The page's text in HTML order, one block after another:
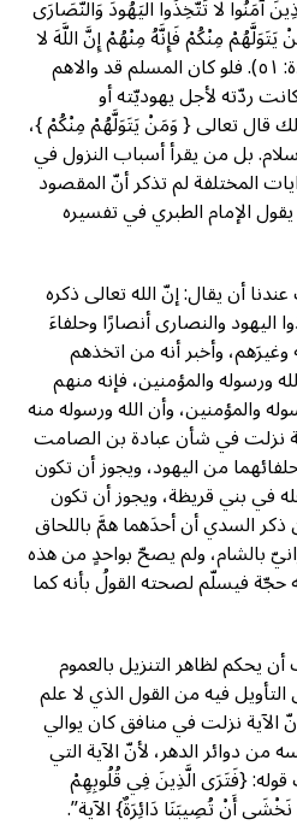
آمَنُوا لا تَتَّخِذُوا الْيَهُودَ وَالنَّصَارَى
مِنْكُمْ فَإِنَّهُ مِنْهُمْ إِنَّ اللَّهَ لا
يَهْدِي الْقَوْمَ الظَّالِمِينَ} (المائدة: ٥١). فلو كان المسلم قد والاهم
ردّته لأجل يهوديّته أو
قال تعالى { وَمَنْ يَتَوَلَّهُمْ مِنْكُمْ }،
بل من يقرأ أسباب النزول في
المختلفة لم تذكر أنّ المقصود
الإمام الطبري في تفسيره
أن يقال: إنّ الله تعالى ذكره
والنصارى أنصارًا وحلفاءَ
وغيرَهم، وأخبر أنه من اتخذهم
ورسوله والمؤمنين، فإنه منهم
والمؤمنين، وأن الله ورسوله منه
نزلت في شأن عبادة بن الصامت
من اليهود، ويجوز أن تكون
في بني قريظة، ويجوز أن تكون
السدي أن أحدَهما همَّ باللحاق
بالشام، ولم يصحّ بواحدٍ من هذه
حجّة فيسلّم لصحته القولُ بأنه كما
يحكم لظاهر التنزيل بالعموم
فيه من القول الذي لا علم
الآية نزلت في منافق كان يوالي
دوائر الدهر، لأنّ الآية التي
{فَتَرَى الَّذِينَ فِي قُلُوبِهِمْ
أَنْ تُصِيبَنَا دَائِرَةٌ} الآية”.